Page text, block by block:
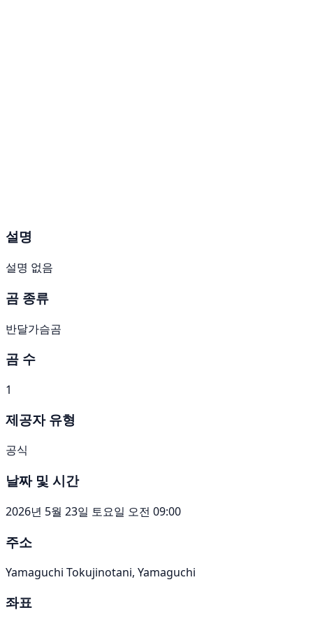
설명
설명 없음
곰 종류
반달가슴곰
곰 수
1
제공자 유형
공식
날짜 및 시간
2026년 5월 23일 토요일 오전 09:00
주소
Yamaguchi Tokujinotani, Yamaguchi
좌표